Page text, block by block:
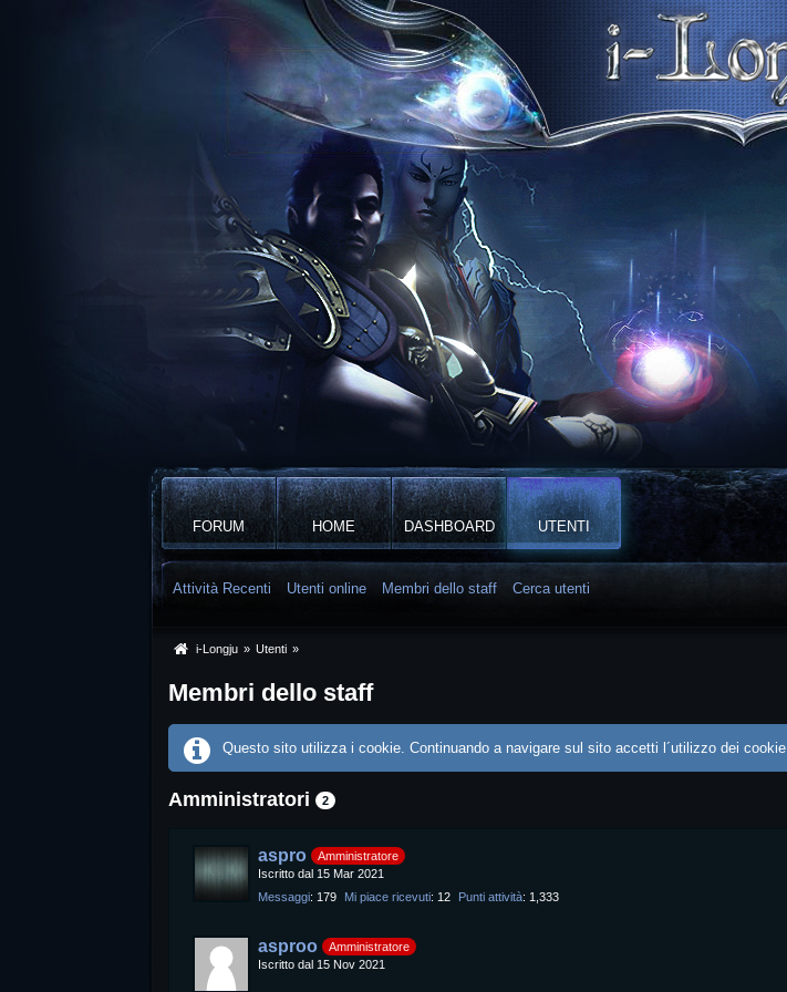
FORUM HOME DASHBOARD UTENTI
Attività Recenti Utenti online Membri dello staff Cerca utenti
i-Longju » Utenti »
Membri dello staff
Questo sito utilizza i cookie. Continuando a navigare sul sito accetti l´utilizzo dei cookie
Amministratori 2
aspro
Amministratore
Iscritto dal 15 Mar 2021
Messaggi 179 Mi piace ricevuti 12 Punti attività 1,333
asproo
Amministratore
Iscritto dal 15 Nov 2021